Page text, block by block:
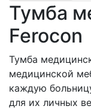
Тумба
Ferocon
Тумба
медицинской
каждую
для их личных